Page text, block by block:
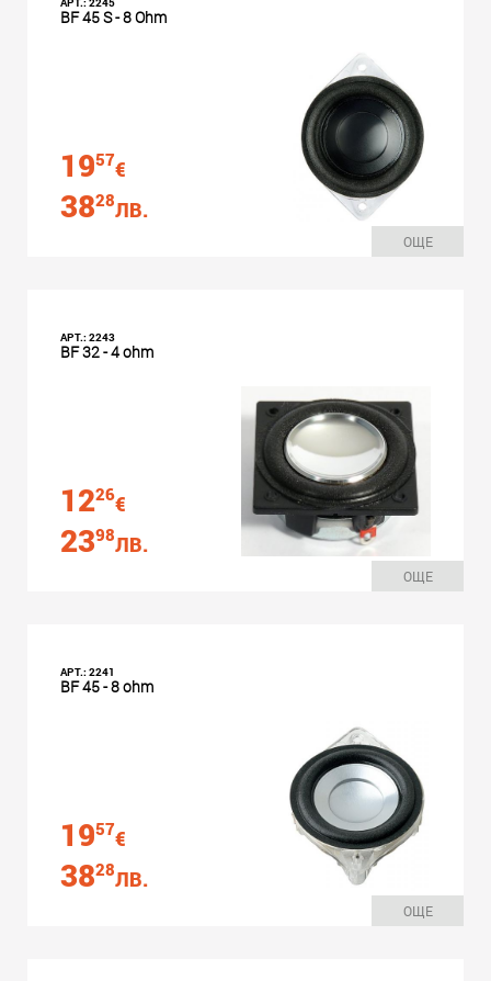
BF 45 S - 8 Ohm
1957€
3828ЛВ.
ОЩЕ
АРТ.: 2243
BF 32 - 4 ohm
1226€
2398ЛВ.
ОЩЕ
АРТ.: 2241
BF 45 - 8 ohm
1957€
3828ЛВ.
ОЩЕ